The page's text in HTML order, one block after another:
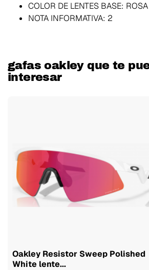
COLOR DE LENTES BASE: ROSA
NOTA INFORMATIVA: 2
gafas oakley que te
interesar
Oakley Resistor Sweep Polished
White lente...